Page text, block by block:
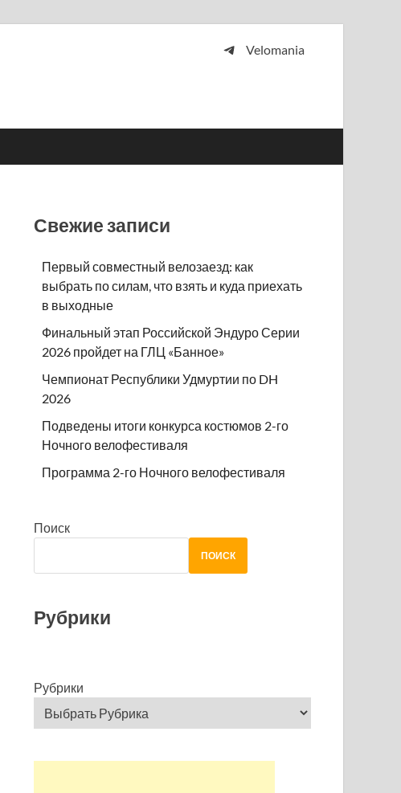
Velomania
Свежие записи
Первый совместный велозаезд: как
выбрать по силам, что взять и куда приехать
в выходные
Финальный этап Российской Эндуро Серии
2026 пройдет на ГЛЦ «Банное»
Чемпионат Республики Удмуртии по DH
2026
Подведены итоги конкурса костюмов 2-го
Ночного велофестиваля
Программа 2-го Ночного велофестиваля
Поиск
ПОИСК
Рубрики
Рубрики